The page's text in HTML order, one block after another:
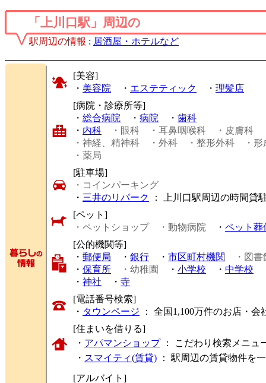
「上川口駅」周辺の
駅周辺の情報 : 居酒屋・ホテルなど
[美容]
・ 美容院 ・ エステティック ・ 理髪店
[病院・診療所等]
・ 総合病院 ・ 病院 ・ 歯科
・ 内科 ・眼科 ・耳鼻咽喉科 ・皮膚科
・神経、精神科
・外科 ・整形外科
・
・薬局
[駐車場]
・コインパーキング
・ 三井のリパーク
： 上川口駅周辺の時間貸
[ペット]
・ペットショップ
・動物病院 ・ ペット葬
[公的機関等]
・ 郵便局 ・ 銀行 ・ 市区町村機関
・図書
・ 保育所 ・幼稚園 ・ 小学校 ・ 中学校
・ 神社 ・ 寺
[電話番号検索]
・ タウンページ ： 全国1,100万件のお店・
[住まいを借りる]
・ アパマンショップ： こだわり検索メニュ
・ スマイティ(賃貸) ： 駅周辺の賃貸物件を
[アルバイト]